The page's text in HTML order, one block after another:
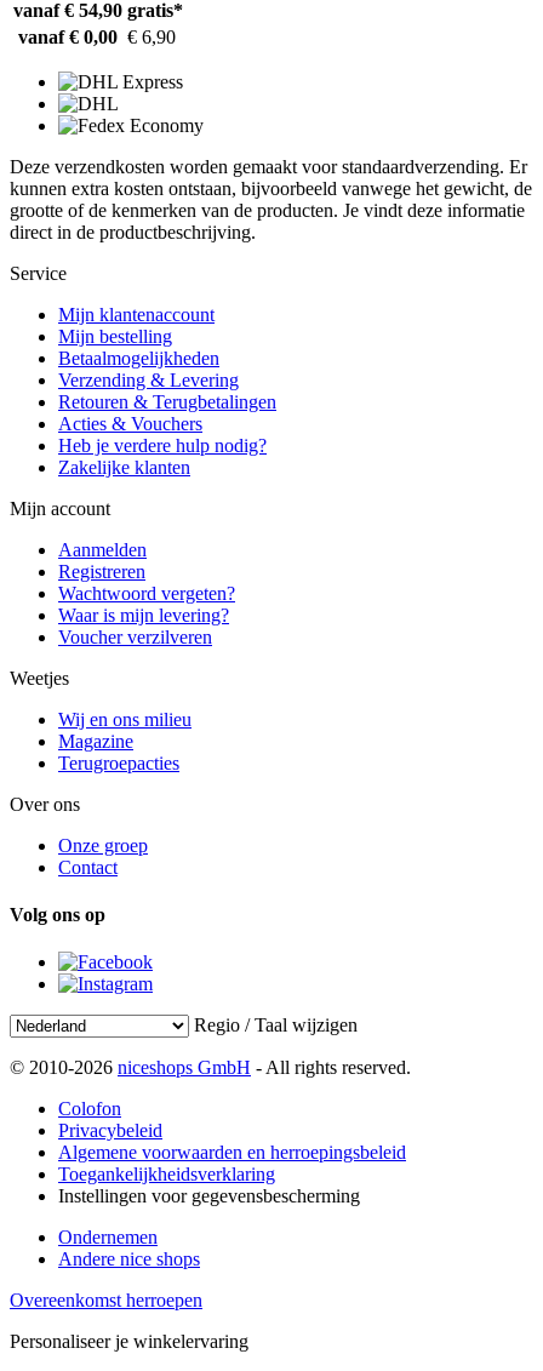
vanaf € 54,90 gratis*
vanaf € 0,00 € 6,90
Deze verzendkosten worden gemaakt voor standaardverzending. Er
kunnen extra kosten ontstaan, bijvoorbeeld vanwege het gewicht, de
grootte of de kenmerken van de producten. Je vindt deze informatie
direct in de productbeschrijving.
Service
Mijn klantenaccount
Mijn bestelling
Betaalmogelijkheden
Verzending & Levering
Retouren & Terugbetalingen
Acties & Vouchers
Heb je verdere hulp nodig?
Zakelijke klanten
Mijn account
Aanmelden
Registreren
Wachtwoord vergeten?
Waar is mijn levering?
Voucher verzilveren
Weetjes
Wij en ons milieu
Magazine
Terugroepacties
Over ons
Onze groep
Contact
Volg ons op
Regio / Taal wijzigen
© 2010-2026 niceshops GmbH - All rights reserved.
Colofon
Privacybeleid
Algemene voorwaarden en herroepingsbeleid
Toegankelijkheidsverklaring
Instellingen voor gegevensbescherming
Ondernemen
Andere nice shops
Overeenkomst herroepen
Personaliseer je winkelervaring